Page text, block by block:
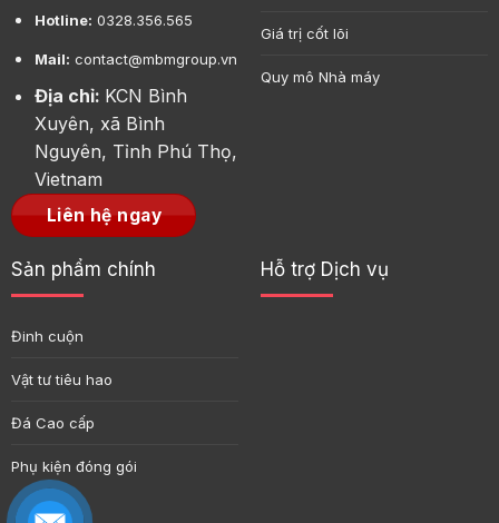
Hotline: 0328.356.565
Mail: contact@mbmgroup.vn
Địa chỉ: KCN Bình
Xuyên, xã Bình
Nguyên, Tỉnh Phú Thọ,
Vietnam
Liên hệ ngay
Giá trị cốt lõi
Quy mô Nhà máy
Sản phẩm chính
Đinh cuộn
Vật tư tiêu hao
Đá Cao cấp
Phụ kiện đóng gói
Hỗ trợ Dịch vụ